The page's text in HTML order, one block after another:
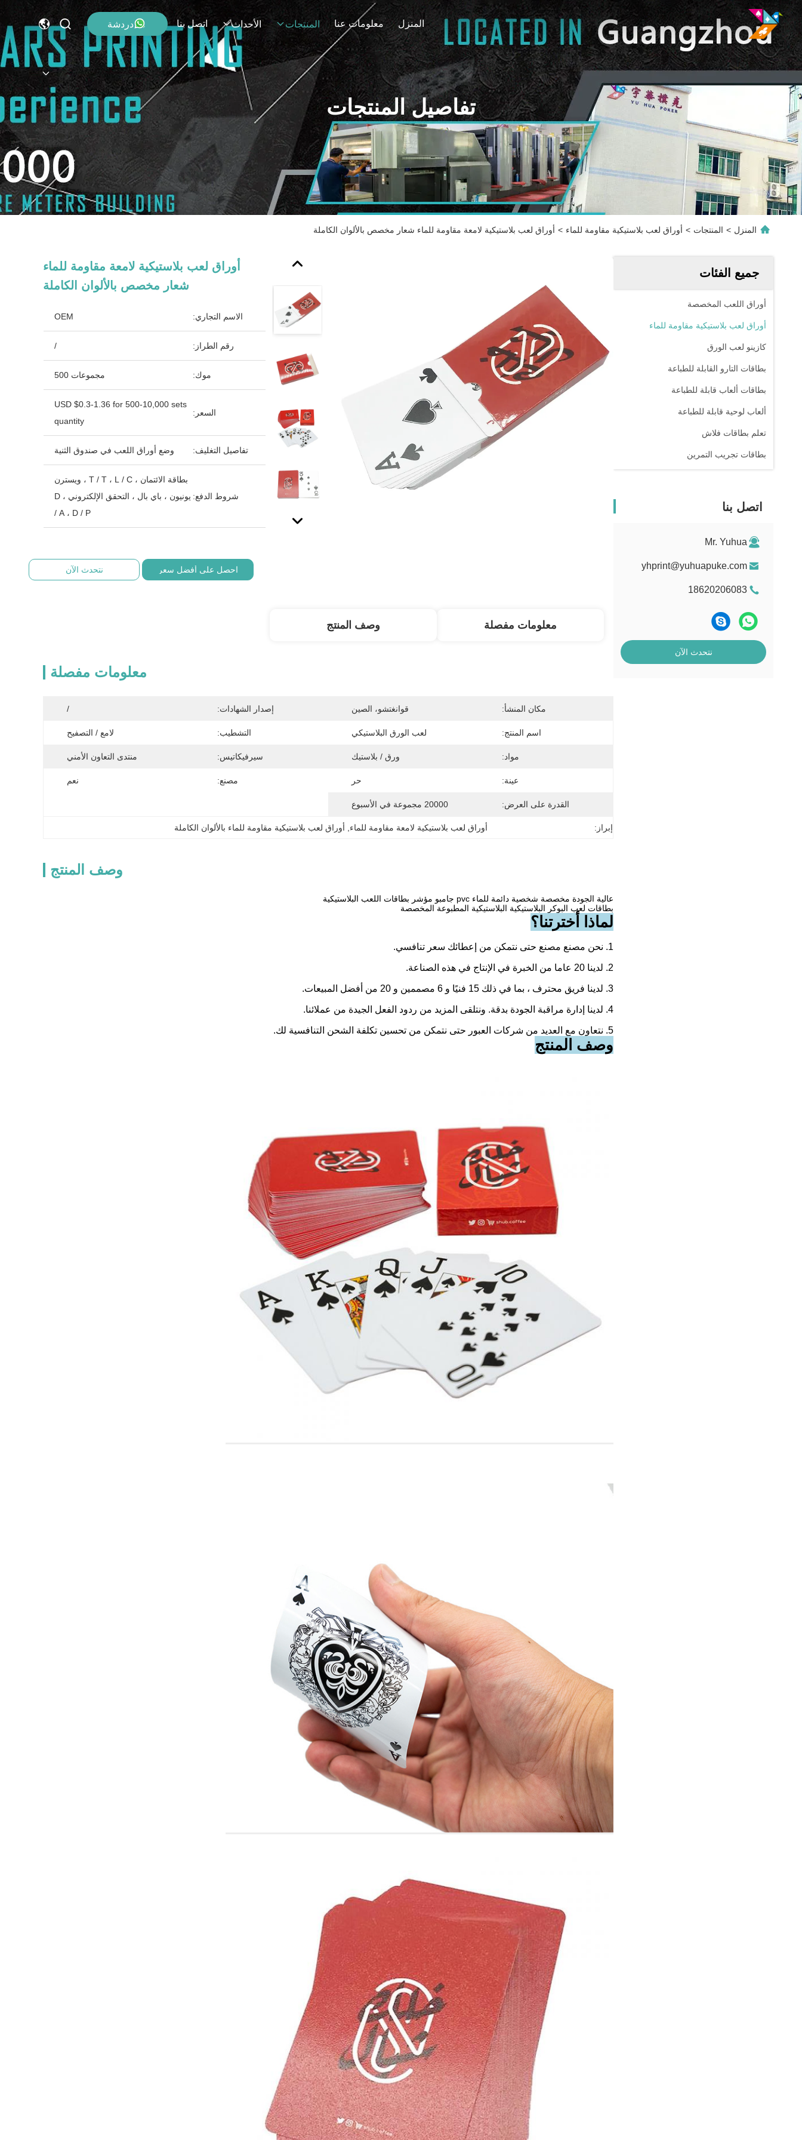
المنزل معلومات عنا المنتجات الأحداث اتصل بنا دردشة
تفاصيل المنتجات
المنزل > المنتجات > أوراق لعب بلاستيكية مقاومة للماء > أوراق لعب بلاستيكية لامعة مقاومة للماء شعار مخصص بالألوان الكاملة
جميع الفئات
أوراق اللعب المخصصة
أوراق لعب بلاستيكية مقاومة للماء
كازينو لعب الورق
بطاقات التارو القابلة للطباعة
بطاقات ألعاب قابلة للطباعة
ألعاب لوحية قابلة للطباعة
تعلم بطاقات فلاش
بطاقات تجريب التمرين
اتصل بنا
Mr. Yuhua
yhprint@yuhuapuke.com
18620206083
نتحدث الآن
أوراق لعب بلاستيكية لامعة مقاومة للماء
شعار مخصص بالألوان الكاملة
الاسم التجاري: OEM
رقم الطراز: /
موك: مجموعات 500
السعر:
USD $0.3-1.36 for 500-10,000 sets
quantity
تفاصيل التغليف: وضع أوراق اللعب في صندوق الثنية
شروط الدفع:
بطاقة الائتمان ، T / T ، L / C ، ويسترن
يونيون ، باي بال ، التحقق الإلكتروني ، D
/ A ، D / P
احصل على أفضل سعر نتحدث الآن
معلومات مفصلة وصف المنتج
معلومات مفصلة
مكان المنشأ: قوانغتشو، الصين إصدار الشهادات: /
اسم المنتج: لعب الورق البلاستيكي التشطيب: لامع / التصفيح
مواد: ورق / بلاستيك سيرفيكاتيس: منتدى التعاون الأمني
عينة: حر مصنع: نعم
القدرة على العرض: 20000 مجموعة في الأسبوع
إبراز: أوراق لعب بلاستيكية لامعة مقاومة للماء أوراق لعب بلاستيكية مقاومة للماء بالألوان الكاملة
وصف المنتج
عالية الجودة مخصصة شخصية دائمة للماء pvc جامبو مؤشر بطاقات اللعب البلاستيكية
بطاقات لعب البوكر البلاستيكية البلاستيكية المطبوعة المخصصة
لماذا أخترتنا؟
1. نحن مصنع مصنع حتى نتمكن من إعطائك سعر تنافسي.
2. لدينا 20 عاما من الخبرة في الإنتاج في هذه الصناعة.
3. لدينا فريق محترف ، بما في ذلك 15 فنيًا و 6 مصممين و 20 من أفضل المبيعات.
4. لدينا إدارة مراقبة الجودة بدقة. ونتلقى المزيد من ردود الفعل الجيدة من عملائنا.
5. نتعاون مع العديد من شركات العبور حتى نتمكن من تحسين تكلفة الشحن التنافسية لك.
وصف المنتج